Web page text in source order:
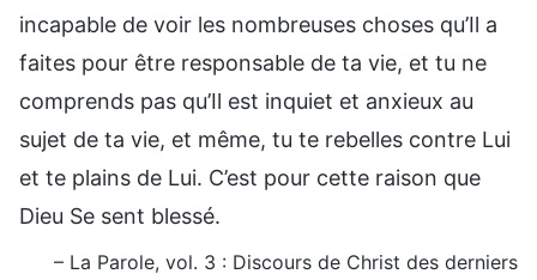
incapable de voir les nombreuses choses qu’Il a
faites pour être responsable de ta vie, et tu ne
comprends pas qu’Il est inquiet et anxieux au
sujet de ta vie, et même, tu te rebelles contre Lui
et te plains de Lui. C’est pour cette raison que
Dieu Se sent blessé.
– La Parole, vol. 3 : Discours de Christ des derniers